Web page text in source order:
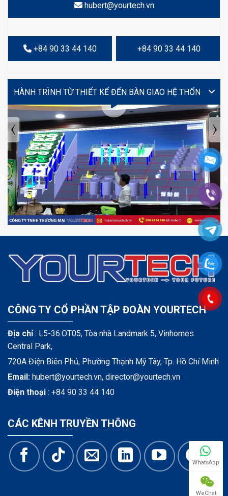
hubert@yourtech.vn
+84 90 33 44 140 +84 90 33 44 140
VIDEO
TIN TỨC MỚI NHẤT
Tuyển dụng: Nhân viên KẾ TOÁN
CÔNG TY CỔ PHẦN TẬP ĐOÀN YOURTECH
Địa chỉ: L5-36.OT05, Tòa nhà Landmark 5, Vinhomes
Central Park,
720A Điện Biên Phủ, Phường Thạnh Mỹ Tây, Tp. Hồ Chí Minh
Email: hubert@yourtech.vn, director@yourtech.vn
Điện thoại : +84 90 33 44 140
CÁC KÊNH TRUYỀN THÔNG
WhatsApp
WeChat